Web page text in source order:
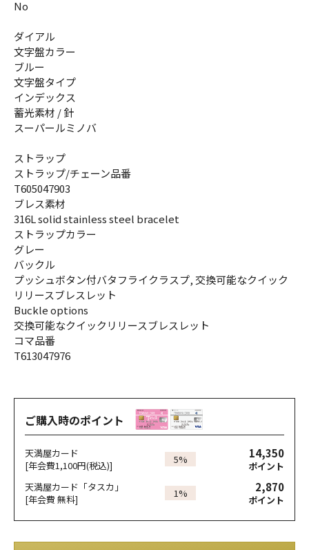
No
ダイアル
文字盤カラー
ブルー
文字盤タイプ
インデックス
蓄光素材 / 針
スーパールミノバ
ストラップ
ストラップ/チェーン品番
T605047903
ブレス素材
316L solid stainless steel bracelet
ストラップカラー
グレー
バックル
プッシュボタン付バタフライクラスプ, 交換可能なクイック
リリースブレスレット
Buckle options
交換可能なクイックリリースブレスレット
コマ品番
T613047976
ご購入時のポイント
天満屋カード
[年会費1,100円(税込)]
5% 14,350
ポイント
天満屋カード「タスカ」
[年会費 無料]
1% 2,870
ポイント